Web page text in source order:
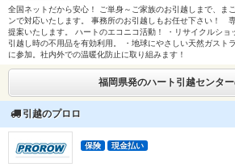
全国ネットだから安心！ ご単身～ご家族のお引越しまで、ま
ンで対応いたします。 事務所のお引越しもお任せ下さい！
提案いたします。 ハートのエコニコ活動！ ・リサイクルショ
引越し時の不用品を有効利用。 ・地球にやさしい天然ガスト
に参加。社内外での温暖化防止に取り組みます！
福岡県発のハート引越センタ
引越のプロロ
保険 現金払い